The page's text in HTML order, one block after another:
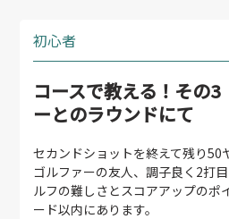
初心者
コースで教える！その
ーとのラウンドにて
セカンドショットを終えて残り50
ゴルファーの友人、調子良く2打
ルフの難しさとスコアアップのポ
ード以内にあります。